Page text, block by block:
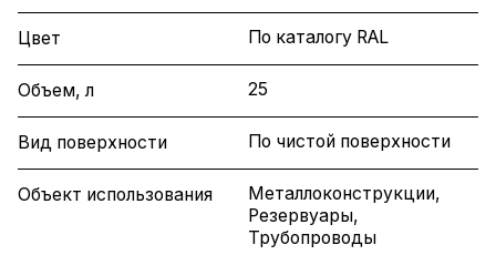
Цвет По каталогу RAL
Объем, л 25
Вид поверхности По чистой поверхности
Объект использования
Металлоконструкции,
Резервуары,
Трубопроводы